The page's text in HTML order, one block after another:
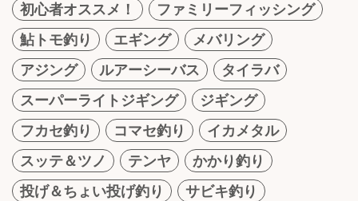
初心者オススメ！
ファミリーフィッシング
鮎トモ釣り
エギング
メバリング
アジング
ルアーシーバス
タイラバ
スーパーライトジギング
ジギング
フカセ釣り
コマセ釣り
イカメタル
スッテ＆ツノ
テンヤ
かかり釣り
投げ＆ちょい投げ釣り
サビキ釣り